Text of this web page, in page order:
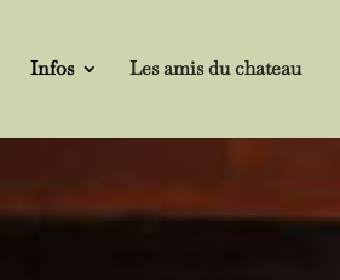
Infos Les amis du chateau